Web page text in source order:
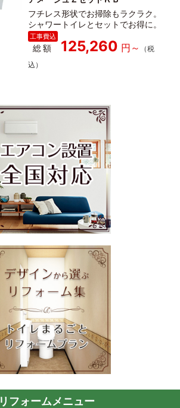
フチレス形状でお掃除もラクラク。
シャワートイレとセットでお得に。
総額 125,260
リフォームメニュー